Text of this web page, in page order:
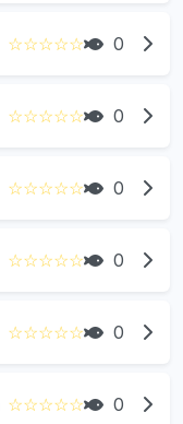
☆☆☆☆☆ 0
☆☆☆☆☆ 0
☆☆☆☆☆ 0
☆☆☆☆☆ 0
☆☆☆☆☆ 0
☆☆☆☆☆ 0